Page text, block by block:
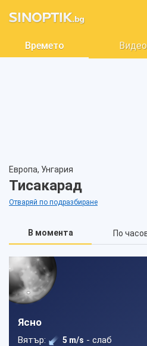
Времето Видео
Европа, Унгария
Тисакарад
Отваряй по подразбиране
В момента По
Ясно
Вятър: 5 m/s - слаб